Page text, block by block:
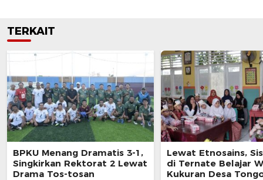
TERKAIT
BPKU Menang Dramatis 3-1,
Singkirkan Rektorat 2 Lewat
Drama Tos-tosan
Lewat Etnosains,
di Ternate Belajar
Kukuran Desa